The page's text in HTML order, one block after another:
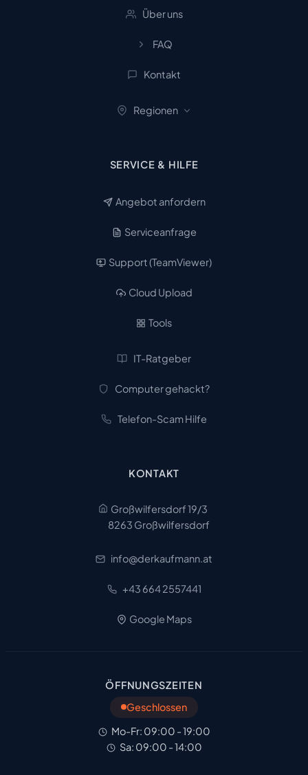
Über uns
FAQ
Kontakt
Regionen
SERVICE & HILFE
Angebot anfordern
Serviceanfrage
Support (TeamViewer)
Cloud Upload
Tools
IT-Ratgeber
Computer gehackt?
Telefon-Scam Hilfe
KONTAKT
Großwilfersdorf 19/3
8263 Großwilfersdorf
info@derkaufmann.at
+43 664 2557441
Google Maps
ÖFFNUNGSZEITEN
Geschlossen
Mo-Fr: 09:00 - 19:00
Sa: 09:00 - 14:00